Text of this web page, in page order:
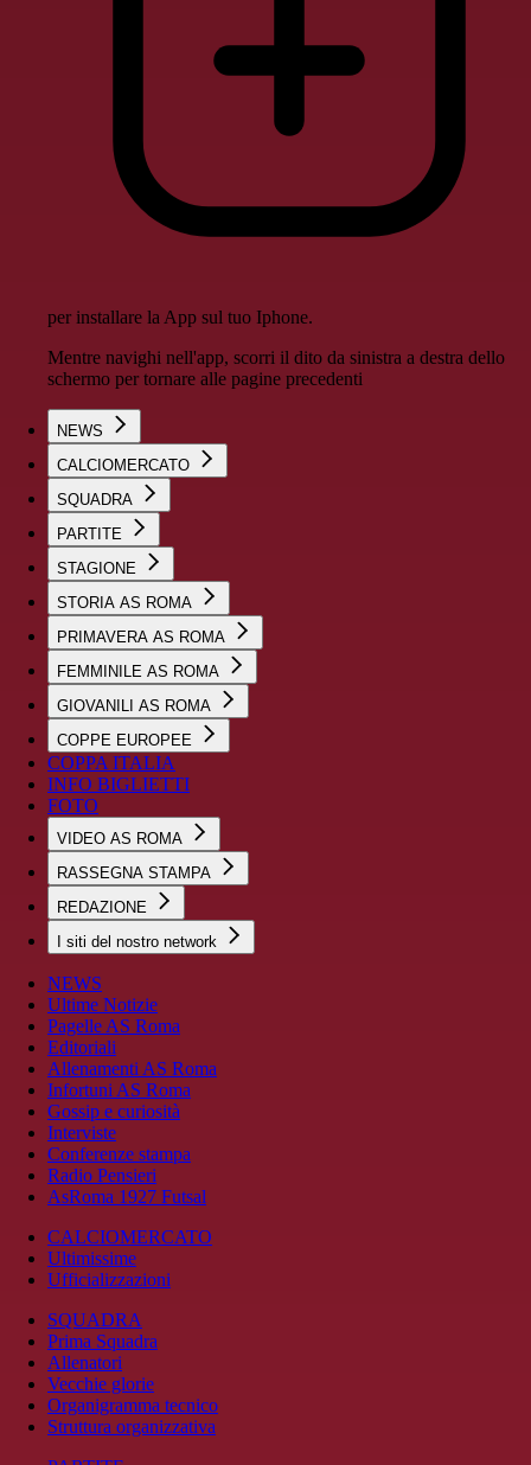
per installare la App sul tuo Iphone.
Mentre navighi nell'app, scorri il dito da sinistra a destra dello
schermo per tornare alle pagine precedenti
NEWS
CALCIOMERCATO
SQUADRA
PARTITE
STAGIONE
STORIA AS ROMA
PRIMAVERA AS ROMA
FEMMINILE AS ROMA
GIOVANILI AS ROMA
COPPE EUROPEE
COPPA ITALIA
INFO BIGLIETTI
FOTO
VIDEO AS ROMA
RASSEGNA STAMPA
REDAZIONE
I siti del nostro network
NEWS
Ultime Notizie
Pagelle AS Roma
Editoriali
Allenamenti AS Roma
Infortuni AS Roma
Gossip e curiosità
Interviste
Conferenze stampa
Radio Pensieri
AsRoma 1927 Futsal
CALCIOMERCATO
Ultimissime
Ufficializzazioni
SQUADRA
Prima Squadra
Allenatori
Vecchie glorie
Organigramma tecnico
Struttura organizzativa